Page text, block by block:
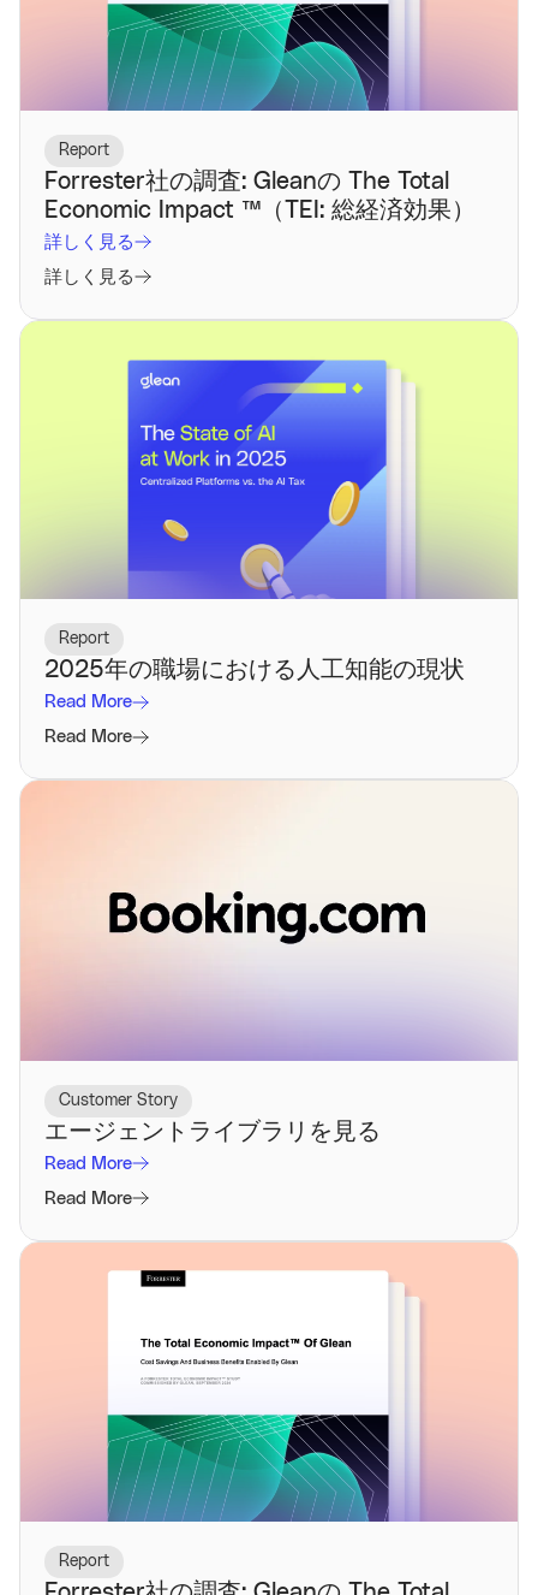
Report
Forrester社の調査: Gleanの The Total
Economic Impact ™️（TEI: 総経済効果）
詳しく見る
詳しく見る
Report
2025年の職場における人工知能の現状
Read More
Read More
Customer Story
エージェントライブラリを見る
Read More
Read More
Report